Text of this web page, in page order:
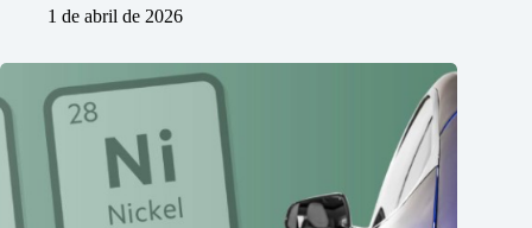
1 de abril de 2026